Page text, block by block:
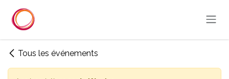
Tous les événements